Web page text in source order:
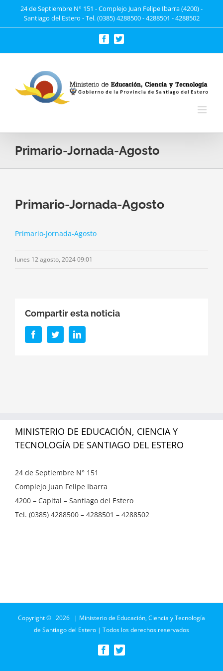
24 de Septiembre N° 151 - Complejo Juan Felipe Ibarra (4200) -
Santiago del Estero - Tel. (0385) 4288500 - 4288501 - 4288502
FacebookTwitter
Primario-Jornada-Agosto
Primario-Jornada-Agosto
Primario-Jornada-Agosto
lunes 12 agosto, 2024 09:01
Compartir esta noticia
FacebookTwitterLinkedIn
MINISTERIO DE EDUCACIÓN, CIENCIA Y
TECNOLOGÍA DE SANTIAGO DEL ESTERO
24 de Septiembre N° 151
Complejo Juan Felipe Ibarra
4200 – Capital – Santiago del Estero
Tel. (0385) 4288500 – 4288501 – 4288502
Copyright © 2026 | Ministerio de Educación, Ciencia y Tecnología
de Santiago del Estero | Todos los derechos reservados
Facebook
Twitter